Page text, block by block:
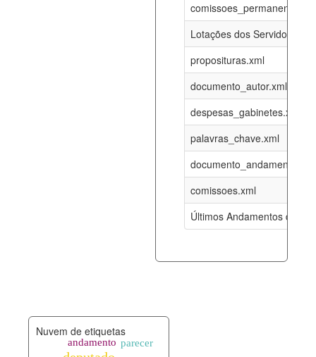
Lotações dos Servidores
proposituras.xml
documento_autor.xml
despesas_gabinetes.xml
palavras_chave.xml
documento_andamento.xml
comissoes.xml
Últimos Andamentos de
06-08-
funcionarios_lotacoes.xml
funcionarios_cargos.xml 12-05-
06-08-
documento_andamento.xml 06-08-
palavras_chave.xml 06-08-
legislacao_norma_anotacoes.xml
Nuvem de etiquetas